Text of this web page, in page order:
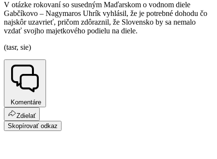
V otázke rokovaní so susedným Maďarskom o vodnom diele
Gabčíkovo – Nagymaros Uhrík vyhlásil, že je potrebné dohodu čo
najskôr uzavrieť, pričom zdôraznil, že Slovensko by sa nemalo
vzdať svojho majetkového podielu na diele.
(tasr, sie)
Komentáre
Zdielať
Skopírovať odkaz